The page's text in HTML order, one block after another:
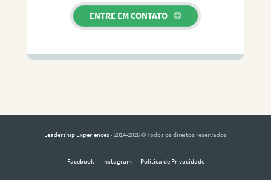
ENTRE EM CONTATO
Leadership Experiences · 2014-2026 © Todos os direitos reservados
Facebook Instagram Política de Privacidade